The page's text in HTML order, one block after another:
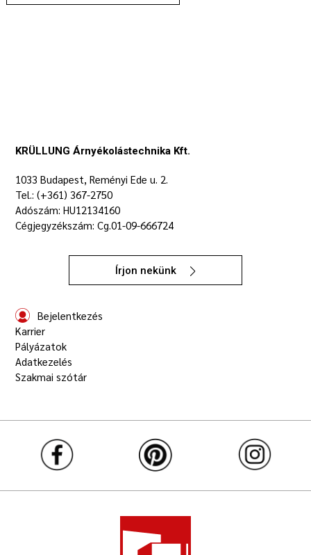
KRÜLLUNG Árnyékolástechnika Kft.
1033 Budapest, Reményi Ede u. 2.
Tel.: (+361) 367-2750
Adószám: HU12134160
Cégjegyzékszám: Cg.01-09-666724
Írjon nekünk
Bejelentkezés
Karrier
Pályázatok
Adatkezelés
Szakmai szótár